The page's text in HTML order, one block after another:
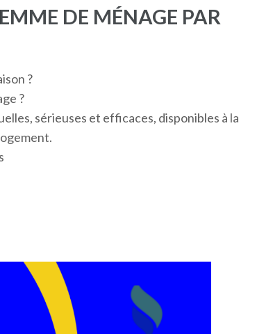
DE MÉNAGE PAR
?
?
sérieuses et efficaces, disponibles à la